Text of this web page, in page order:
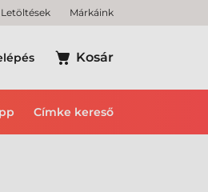
Letöltések Márkáink
Kosár
Címke kereső